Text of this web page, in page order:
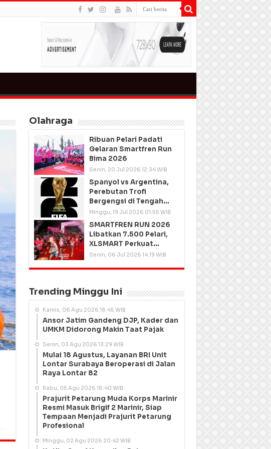
Olahraga
Ribuan Pelari Padati
Gelaran Smartfren Run
Bima 2026
Senin, 20 Jul 2026 12:34 WIB
Spanyol vs Argentina,
Perebutan Trofi
Bergengsi di Tengah
Semangat Persatuan
Minggu, 19 Jul 2026 01:55 WIB
SMARTFREN RUN 2026
Libatkan 7.500 Pelari,
XLSMART Perkuat
Kedekatan dengan
Senin, 06 Jul 2026 14:19 WIB
Trending Minggu Ini
Kamis, 06 Agu 2026 18:45 WIB
Ansor Jatim Gandeng DJP, Kader dan
UMKM Didorong Makin Taat Pajak
Senin, 03 Agu 2026 13:29 WIB
Mulai 18 Agustus, Layanan BRI Unit
Lontar Surabaya Beroperasi di Jalan
Raya Lontar 82
Rabu, 05 Agu 2026 18:40 WIB
Prajurit Petarung Muda Korps Marinir
Resmi Masuk Brigif 2 Marinir, Siap
Tempaan Menjadi Prajurit Petarung
Profesional
Minggu, 02 Agu 2026 20:42 WIB